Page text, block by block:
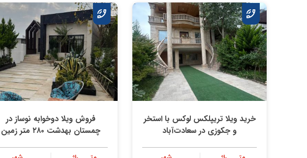
خرید ویلا تریپلکس لوکس با استخر
و جکوزی در سعادت‌آباد
فروش ویلا دوخوابه نوساز در
چمستان بهدشت ۲۸۰ متر زمین